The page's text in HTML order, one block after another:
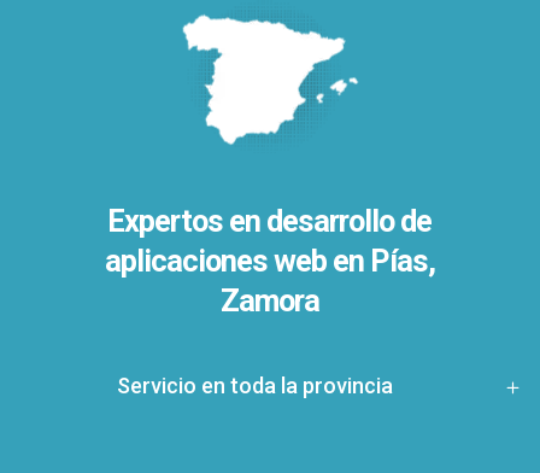
Expertos en desarrollo de
aplicaciones web en Pías,
Zamora
Servicio en toda la provincia